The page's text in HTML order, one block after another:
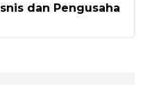
dan Pengusaha